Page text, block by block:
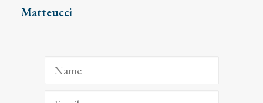
Matteucci